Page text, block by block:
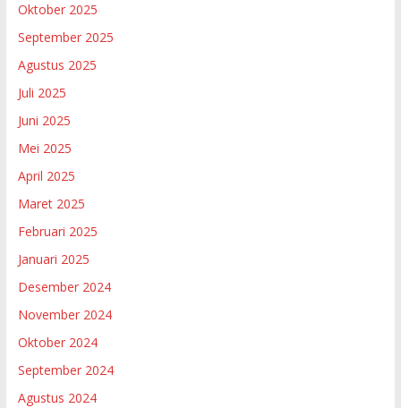
Oktober 2025
September 2025
Agustus 2025
Juli 2025
Juni 2025
Mei 2025
April 2025
Maret 2025
Februari 2025
Januari 2025
Desember 2024
November 2024
Oktober 2024
September 2024
Agustus 2024